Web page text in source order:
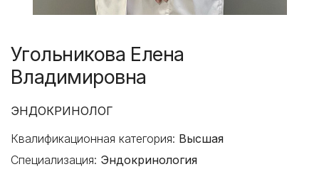
Угольникова Елена
Владимировна
ЭНДОКРИНОЛОГ
Квалификационная категория: Высшая
Специализация: Эндокринология